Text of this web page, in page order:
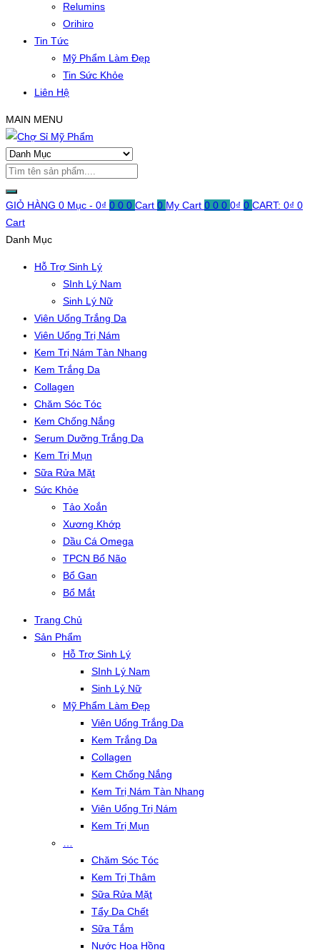
Relumins
Orihiro
Tin Tức
Mỹ Phẩm Làm Đẹp
Tin Sức Khỏe
Liên Hệ
MAIN MENU
GIỎ HÀNG 0 Mục - 0₫ 0 0 0 Cart 0 My Cart 0 0 0 0₫ 0 CART: 0₫ 0
Cart
Danh Mục
Hỗ Trợ Sinh Lý
SInh Lý Nam
Sinh Lý Nữ
Viên Uống Trắng Da
Viên Uống Trị Nám
Kem Trị Nám Tàn Nhang
Kem Trắng Da
Collagen
Chăm Sóc Tóc
Kem Chống Nắng
Serum Dưỡng Trắng Da
Kem Trị Mụn
Sữa Rửa Mặt
Sức Khỏe
Tảo Xoắn
Xương Khớp
Dầu Cá Omega
TPCN Bổ Não
Bổ Gan
Bổ Mắt
Trang Chủ
Sản Phẩm
Hỗ Trợ Sinh Lý
SInh Lý Nam
Sinh Lý Nữ
Mỹ Phẩm Làm Đẹp
Viên Uống Trắng Da
Kem Trắng Da
Collagen
Kem Chống Nắng
Kem Trị Nám Tàn Nhang
Viên Uống Trị Nám
Kem Trị Mụn
Chăm Sóc Tóc
Kem Trị Thâm
Sữa Rửa Mặt
Tẩy Da Chết
Sữa Tắm
Nước Hoa Hồng